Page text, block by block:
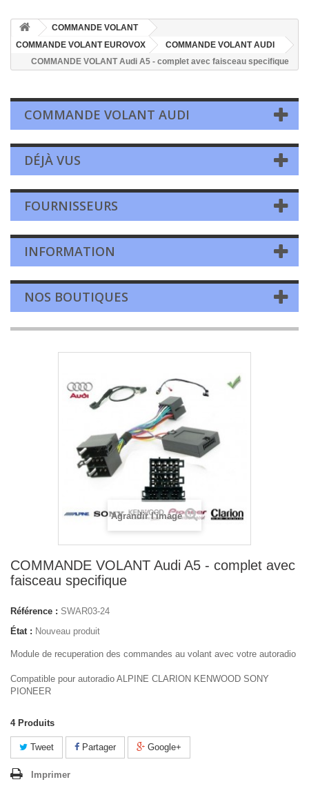
COMMANDE VOLANT
COMMANDE VOLANT EUROVOX
COMMANDE VOLANT AUDI
COMMANDE VOLANT Audi A5 - complet avec faisceau specifique
COMMANDE VOLANT AUDI
DÉJÀ VUS
FOURNISSEURS
INFORMATION
NOS BOUTIQUES
Agrandir l'image
COMMANDE VOLANT Audi A5 - complet avec
faisceau specifique
Référence : SWAR03-24
État : Nouveau produit
Module de recuperation des commandes au volant avec votre autoradio
Compatible pour autoradio ALPINE CLARION KENWOOD SONY
PIONEER
4 Produits
Tweet Partager Google+
Imprimer